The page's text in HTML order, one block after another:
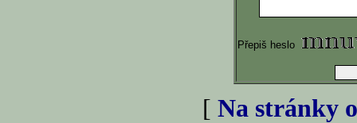
Přepiš heslo
[ Na stránky